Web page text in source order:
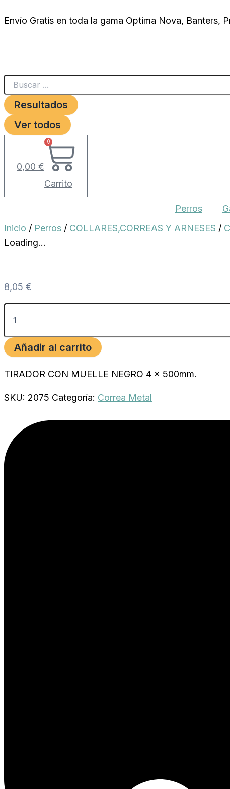
al
Envío Gratis en toda la gama Optima Nova, Banters,
Resultados
Ver todos
0,00 €
0
Carrito
Perros
Inicio / Perros / COLLARES,CORREAS Y ARNESES /
Loading...
8,05 €
MUELLE
cantidad
Añadir al carrito
TIRADOR CON MUELLE NEGRO 4 x 500mm.
SKU: 2075 Categoría: Correa Metal